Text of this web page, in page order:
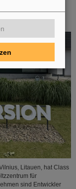
Conversion”
Litauen, hat Class
für
sind Entwickler